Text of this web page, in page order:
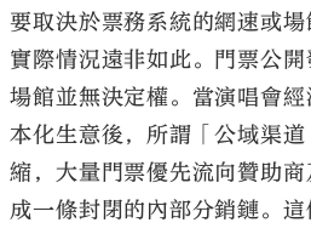
要取決於票務系統的網速或場
實際情況遠非如此。門票公
場館並無決定權。當演唱會
本化生意後，所謂「公域渠
縮，大量門票優先流向贊助
成一條封閉的內部分銷鏈。